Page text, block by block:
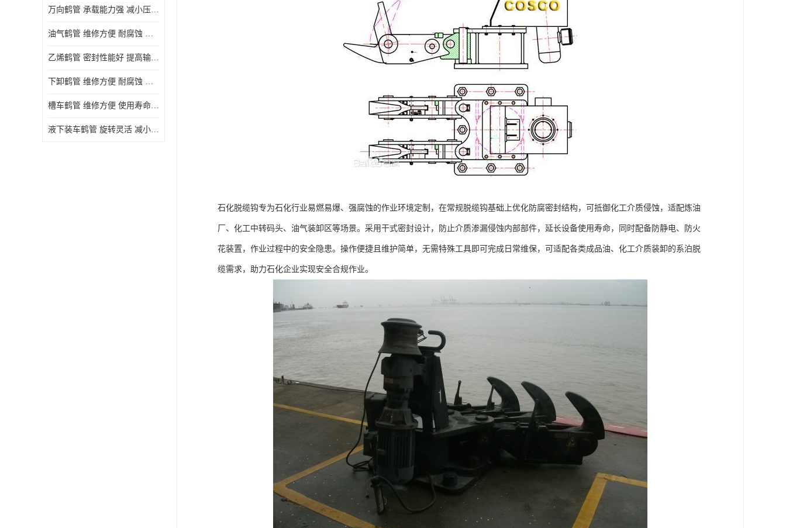
万向鹤管 承载能力强 减小压力损失
油气鹤管 维修方便 耐腐蚀 耐高温
乙烯鹤管 密封性能好 提高输送效率
下卸鹤管 维修方便 耐腐蚀 耐高温
槽车鹤管 维修方便 使用寿命较长
液下装车鹤管 旋转灵活 减小压力损失
石化脱缆钩专为石化行业易燃易爆、强腐蚀的作业环境定制，在常规脱缆钩基础上优化防腐密封结构，可抵御化工介质侵蚀，适配炼油
厂、化工中转码头、油气装卸区等场景。采用干式密封设计，防止介质渗漏侵蚀内部部件，延长设备使用寿命，同时配备防静电、防火
花装置，作业过程中的安全隐患。操作便捷且维护简单，无需特殊工具即可完成日常维保，可适配各类成品油、化工介质装卸的系泊脱
缆需求，助力石化企业实现安全合规作业。